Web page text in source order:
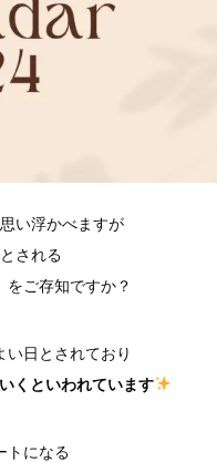
い浮かべますが
される
をご存知ですか？
い日とされており
くといわれています
トになる